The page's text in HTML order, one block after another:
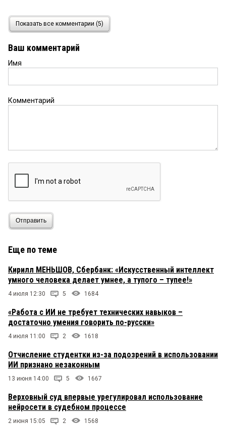
27 апреля 2026 в 09:58:
VVV — тут тяжело спорить. Ни кто не знает, что
поле, крестьяне «он загубит нам поле! затопчет
предупреждали, что человеческий организм не
«весь мир будет одно сплошное телевиденье»; и
тд. так что поживем, увидим:о)Пока, что из текста
«зачистка интернета продолжится...» видно, что
VVV 27 апреля 2026 в 09:32:
ИИ — это верная погибель для человечества.
самостоятельно думать и принимать решения.
Что будет дальше, страшно подумать.
Показать все комментарии (5)
Ваш комментарий
Имя
Комментарий
Отправить
Еще по теме
Кирилл МЕНЬШОВ, Сбербанк: «Искусственный интеллект
умного человека делает умнее, а тупого – тупее!»
4 июля 12:30 5 1684
«Работа с ИИ не требует технических навыков –
достаточно умения говорить по-русски»
4 июля 11:00 2 1618
Отчисление студентки из-за подозрений в использовании
ИИ признано незаконным
13 июня 14:00 5 1667
Верховный суд впервые урегулировал использование
нейросети в судебном процессе
2 июня 15:05 2 1568